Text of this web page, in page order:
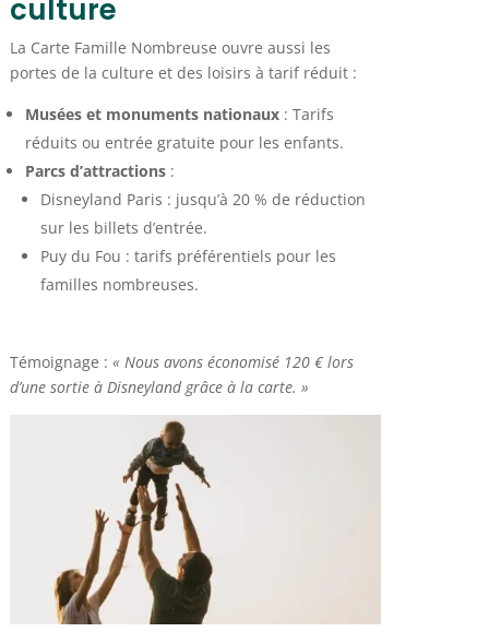
culture
La Carte Famille Nombreuse ouvre aussi les
portes de la culture et des loisirs à tarif réduit :
Musées et monuments nationaux: Tarifs
réduits ou entrée gratuite pour les enfants.
Parcs d’attractions:
Disneyland Paris : jusqu’à 20 % de réduction
sur les billets d’entrée.
Puy du Fou : tarifs préférentiels pour les
familles nombreuses.
Témoignage : « Nous avons économisé 120 € lors
d’une sortie à Disneyland grâce à la carte. »